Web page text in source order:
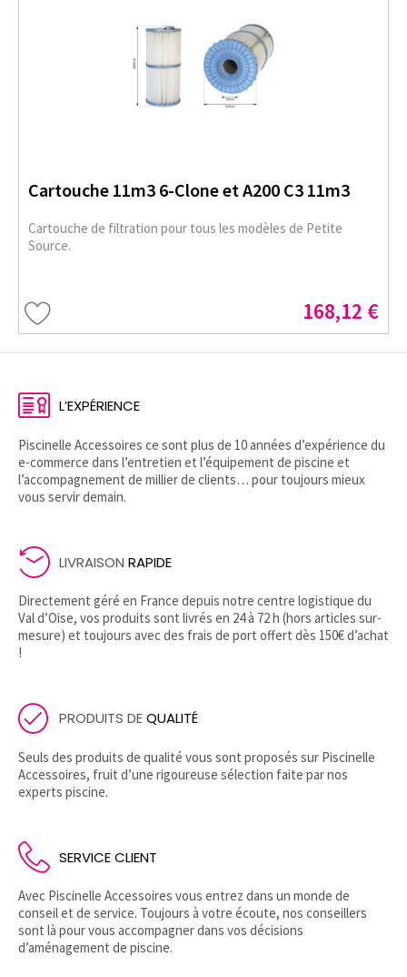
Cartouche 11m3 6-Clone et A200 C3 11m3
Cartouche de filtration pour tous les modèles de Petite
Source.
168,12 €
L’EXPÉRIENCE
Piscinelle Accessoires ce sont plus de 10 années d’expérience du
e-commerce dans l’entretien et l’équipement de piscine et
l’accompagnement de millier de clients… pour toujours mieux
vous servir demain.
LIVRAISON RAPIDE
Directement géré en France depuis notre centre logistique du
Val d’Oise, vos produits sont livrés en 24 à 72 h (hors articles sur-
mesure) et toujours avec des frais de port offert dès 150€ d’achat
!
PRODUITS DEQUALITÉ
Seuls des produits de qualité vous sont proposés sur Piscinelle
Accessoires, fruit d’une rigoureuse sélection faite par nos
experts piscine.
SERVICE CLIENT
Avec Piscinelle Accessoires vous entrez dans un monde de
conseil et de service. Toujours à votre écoute, nos conseillers
sont là pour vous accompagner dans vos décisions
d’aménagement de piscine.